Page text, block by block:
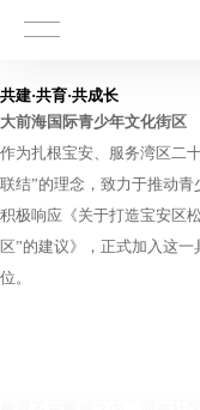
共建·共育·共成长
大前海国际青少年文化街区
作为扎根宝安、服务湾区二
联结”的理念，致力于推动
积极响应《关于打造宝安区
区”的建议》，正式加入这
位。